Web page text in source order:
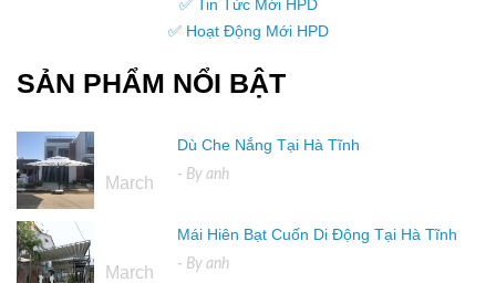
✅ Tin Tức Mới HPD
✅ Hoạt Động Mới HPD
SẢN PHẨM NỔI BẬT
March
Dù Che Nắng Tại Hà Tĩnh
- By anh
March
Mái Hiên Bạt Cuốn Di Động Tại Hà Tĩnh
- By anh